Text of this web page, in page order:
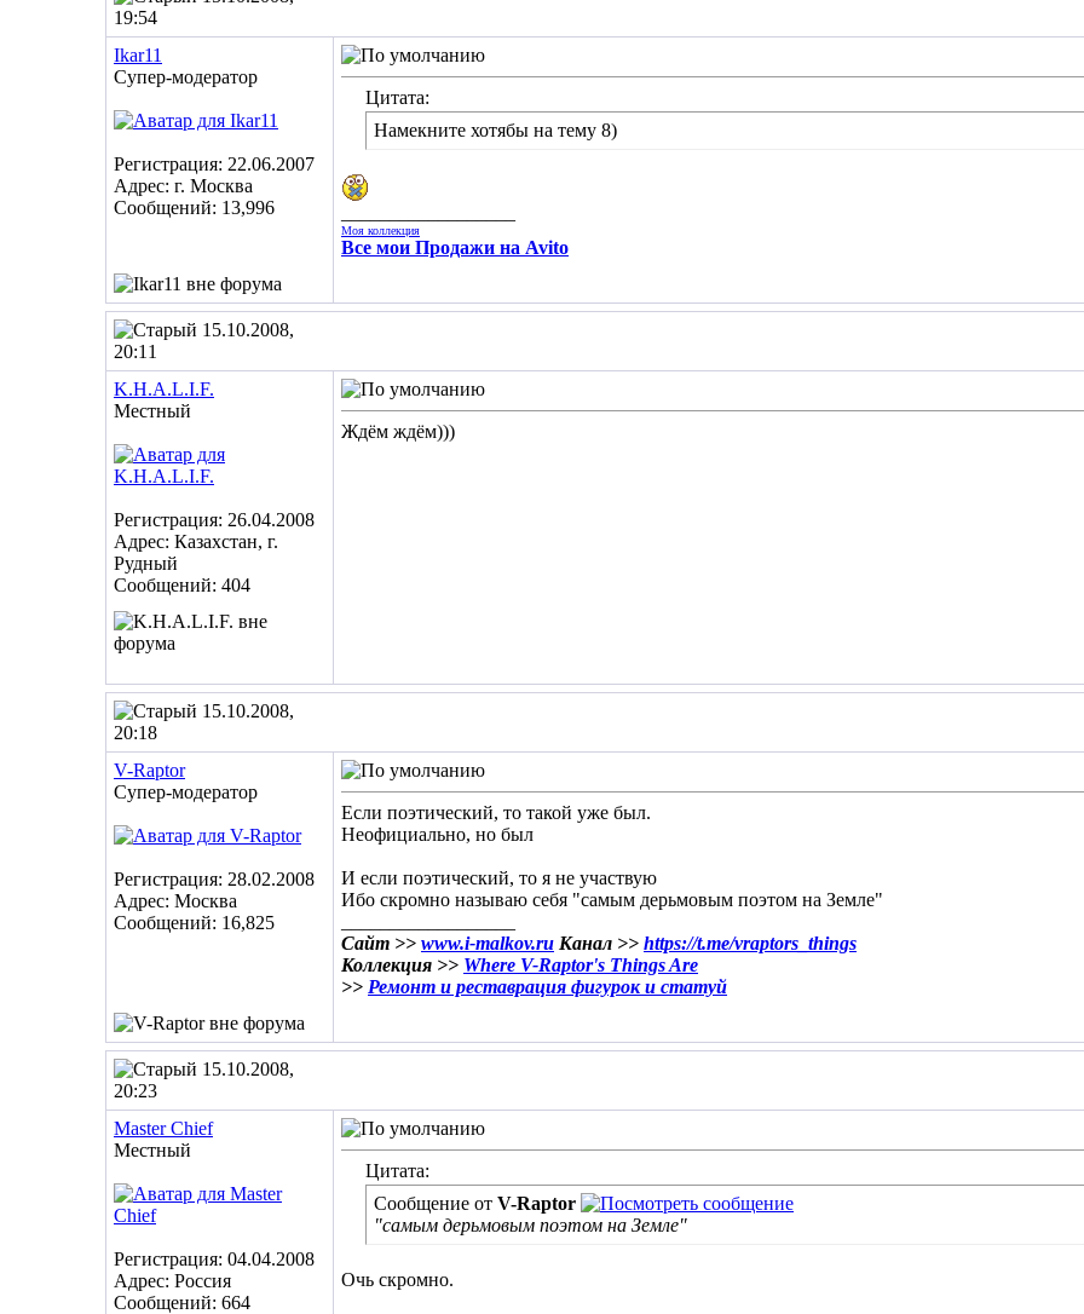
19:54
Ikar11
Супер-модератор
Регистрация: 22.06.2007
Адрес: г. Москва
Сообщений: 13,996
Цитата:
Намекните хотябы на тему 8)
Моя коллекция
Все мои Продажи на Avito
15.10.2008,
20:11
K.H.A.L.I.F.
Местный
Регистрация: 26.04.2008
Адрес: Казахстан, г.
Рудный
Сообщений: 404
Ждём ждём)))
15.10.2008,
20:18
V-Raptor
Супер-модератор
Регистрация: 28.02.2008
Адрес: Москва
Сообщений: 16,825
Если поэтический, то такой уже был.
Неофициально, но был
И если поэтический, то я не участвую
Ибо скромно называю себя "самым дерьмовым поэтом на Земле"
Сайт >> www.i-malkov.ru Канал >> https://t.me/vraptors_things
Коллекция >> Where V-Raptor's Things Are
>> Ремонт и реставрация фигурок и статуй
15.10.2008,
20:23
Master Chief
Местный
Регистрация: 04.04.2008
Адрес: Россия
Сообщений: 664
Цитата:
Сообщение от V-Raptor
"самым дерьмовым поэтом на Земле"
Очь скромно.